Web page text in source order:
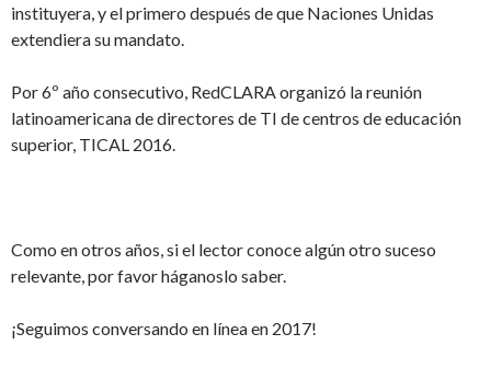
instituyera, y el primero después de que Naciones Unidas
extendiera su mandato.
Por 6º año consecutivo, RedCLARA organizó la reunión
latinoamericana de directores de TI de centros de educación
superior, TICAL 2016.
Como en otros años, si el lector conoce algún otro suceso
relevante, por favor háganoslo saber.
¡Seguimos conversando en línea en 2017!